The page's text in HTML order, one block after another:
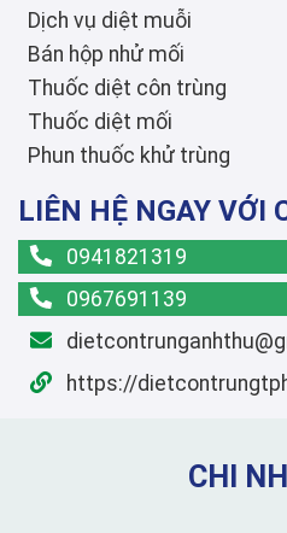
Dịch vụ diệt muỗi
Bán hộp nhử mối
Thuốc diệt côn trùng
Thuốc diệt mối
Phun thuốc khử trùng
LIÊN HỆ NGAY VỚI
0941821319
0967691139
https://
CHI